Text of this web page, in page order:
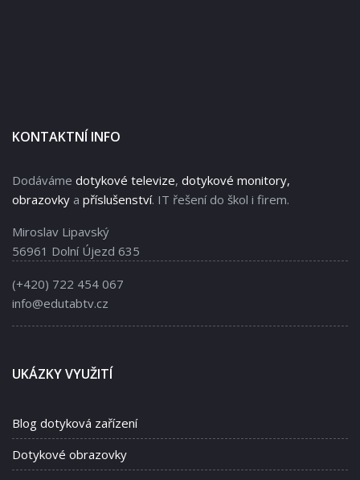
KONTAKTNÍ INFO
Dodáváme dotykové televize, dotykové monitory,
obrazovky a příslušenství. IT řešení do škol i firem.
Miroslav Lipavský
56961 Dolní Újezd 635
(+420) 722 454 067
info@edutabtv.cz
UKÁZKY VYUŽITÍ
Blog dotyková zařízení
Dotykové obrazovky